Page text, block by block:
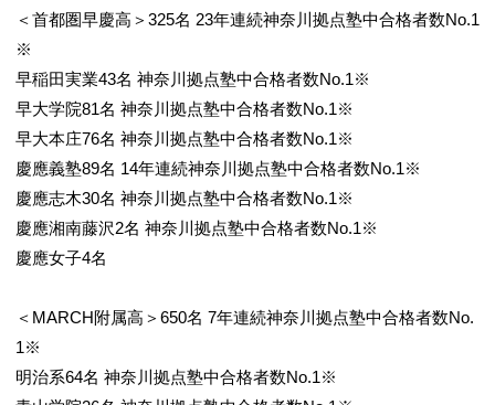
＜首都圏早慶高＞325名 23年連続神奈川拠点塾中合格者数No.1
※
早稲田実業43名 神奈川拠点塾中合格者数No.1※
早大学院81名 神奈川拠点塾中合格者数No.1※
早大本庄76名 神奈川拠点塾中合格者数No.1※
慶應義塾89名 14年連続神奈川拠点塾中合格者数No.1※
慶應志木30名 神奈川拠点塾中合格者数No.1※
慶應湘南藤沢2名 神奈川拠点塾中合格者数No.1※
慶應女子4名
＜MARCH附属高＞650名 7年連続神奈川拠点塾中合格者数No.
1※
明治系64名 神奈川拠点塾中合格者数No.1※